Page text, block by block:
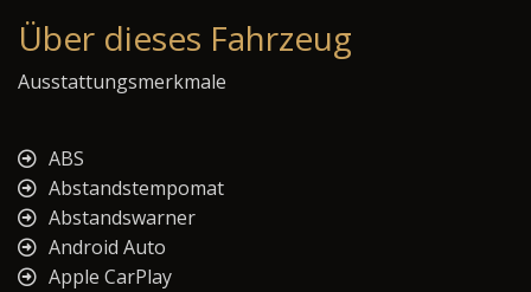
Über dieses Fahrzeug
Ausstattungsmerkmale
ABS
Abstandstempomat
Abstandswarner
Android Auto
Apple CarPlay